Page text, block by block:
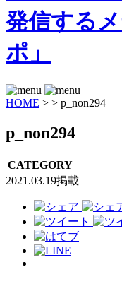
HOME > > p_non294
p_non294
CATEGORY
2021.03.19掲載